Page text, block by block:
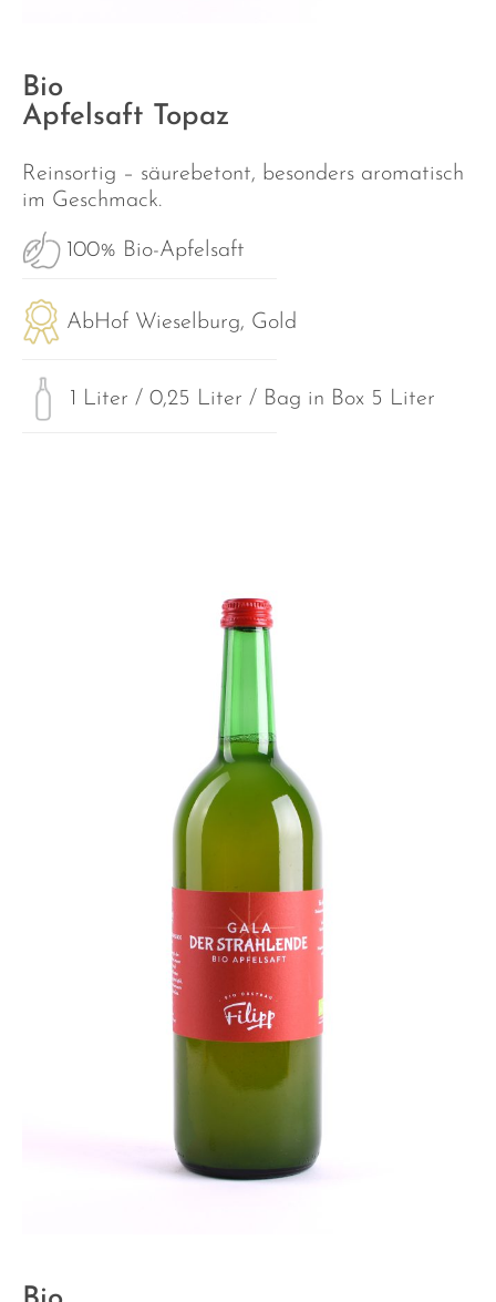
Bio
Apfelsaft Topaz
Reinsortig – säurebetont, besonders aromatisch
im Geschmack.
100% Bio-Apfelsaft
AbHof Wieselburg, Gold
1 Liter / 0,25 Liter / Bag in Box 5 Liter